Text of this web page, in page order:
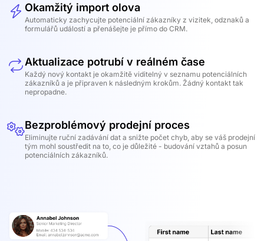
Okamžitý import olova
Automaticky zachycujte potenciální zákazníky z vizitek, odznaků a
formulářů událostí a přenášejte je přímo do CRM.
Aktualizace potrubí v reálném čase
Každý nový kontakt je okamžitě viditelný v seznamu potenciálních
zákazníků a je připraven k následným krokům. Žádný kontakt tak
nepropadne.
Bezproblémový prodejní proces
Eliminujte ruční zadávání dat a snižte počet chyb, aby se váš prodejní
tým mohl soustředit na to, co je důležité - budování vztahů a posun
potenciálních zákazníků.